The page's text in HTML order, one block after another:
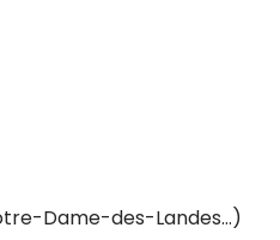
Dame-des-Landes…)